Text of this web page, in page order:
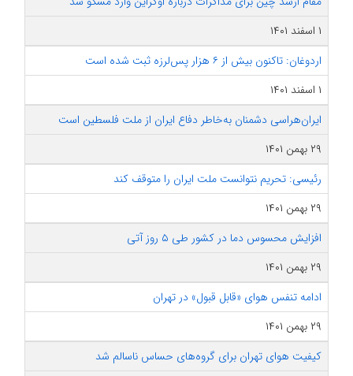
۱ اسفند ۱۴۰۱
اردوغان: تاکنون بیش از ۶ هزار پس‌لرزه ثبت شده است
۱ اسفند ۱۴۰۱
ایران‌هراسی دشمنان به‌خاطر دفاع ایران از ملت فلسطین است
۲۹ بهمن ۱۴۰۱
رئیسی: تحریم‌ نتوانست ملت ایران را متوقف کند
۲۹ بهمن ۱۴۰۱
افزایش محسوس دما در کشور طی ۵ روز آتی
۲۹ بهمن ۱۴۰۱
ادامه تنفس هوای «قابل قبول» در تهران
۲۹ بهمن ۱۴۰۱
کیفیت هوای تهران برای گروه‌های حساس ناسالم شد